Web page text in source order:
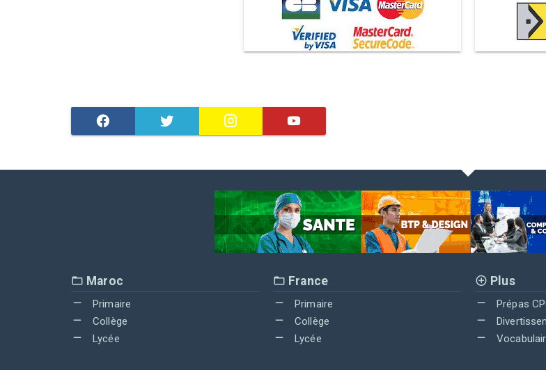
Maroc
Primaire
Collège
Lycée
France
Primaire
Collège
Lycée
Plus
Prépas